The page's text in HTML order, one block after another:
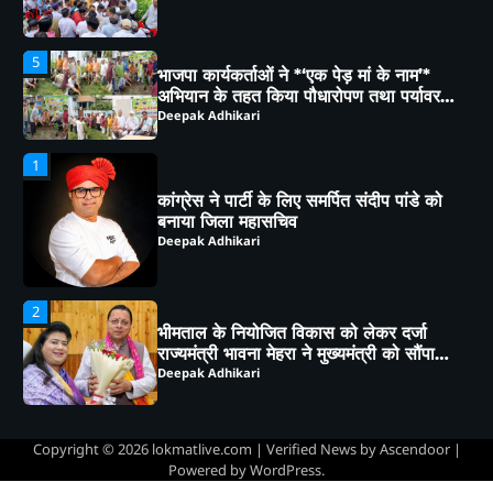
1
कांग्रेस ने पार्टी के लिए समर्पित संदीप पांडे को
बनाया जिला महासचिव
Deepak Adhikari
2
भीमताल के नियोजित विकास को लेकर दर्जा
राज्यमंत्री भावना मेहरा ने मुख्यमंत्री को सौंपा
विस्तृत मांगपत्र
Deepak Adhikari
“कल का कालाढूंगी कैसा हो” विषय पर हुआ
व्यापक मंथन
Deepak Adhikari
4
हल्द्वानी: कैबिनेट मंत्री राम सिंह कैड़ा ने लगाया
अधिकारियों को दिए सख्त निर्देश
Deepak Adhikari
Copyright © 2026 lokmatlive.com | Verified News byAscendoor|
Powered byWordPress.